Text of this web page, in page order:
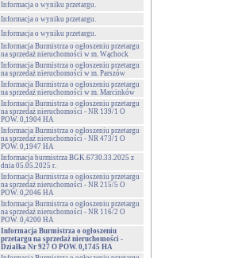
Informacja o wyniku przetargu.
Informacja o wyniku przetargu.
Informacja o wyniku przetargu.
Informacja Burmistrza o ogłoszeniu przetargu
na sprzedaż nieruchomości w m. Wąchock
Informacja Burmistrza o ogłoszeniu przetargu
na sprzedaż nieruchomości w m. Parszów
Informacja Burmistrza o ogłoszeniu przetargu
na sprzedaż nieruchomości w m. Marcinków
Informacja Burmistrza o ogłoszeniu przetargu
na sprzedaż nieruchomości - NR 139/1 O
POW. 0,1904 HA
Informacja Burmistrza o ogłoszeniu przetargu
na sprzedaż nieruchomości - NR 473/1 O
POW. 0,1947 HA
Informacja burmistrza BGK.6730.33.2025 z
dnia 05.05.2025 r.
Informacja Burmistrza o ogłoszeniu przetargu
na sprzedaż nieruchomości - NR 215/5 O
POW. 0,2046 HA
Informacja Burmistrza o ogłoszeniu przetargu
na sprzedaż nieruchomości - NR 116/2 O
POW. 0,4200 HA
Informacja Burmistrza o ogłoszeniu
przetargu na sprzedaż nieruchomości -
Działka Nr 927 O POW. 0,1745 HA